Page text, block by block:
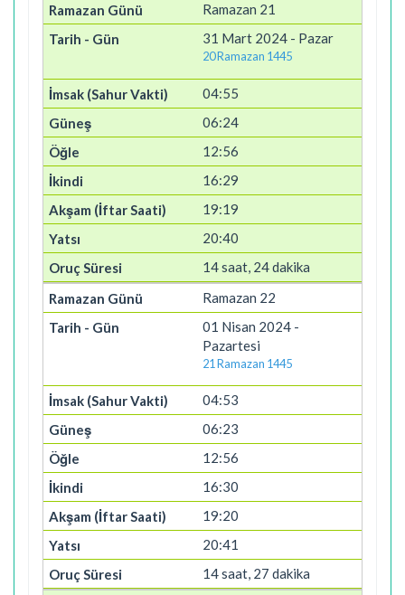
Ramazan 21
31 Mart 2024 - Pazar
20 Ramazan 1445
04:55
06:24
12:56
16:29
19:19
20:40
14 saat, 24 dakika
Ramazan 22
01 Nisan 2024 -
Pazartesi
21 Ramazan 1445
04:53
06:23
12:56
16:30
19:20
20:41
14 saat, 27 dakika